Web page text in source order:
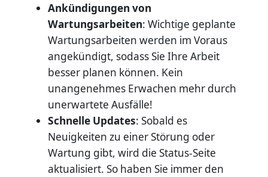
Ankündigungen von
Wartungsarbeiten: Wichtige geplante
Wartungsarbeiten werden im Voraus
angekündigt, sodass Sie Ihre Arbeit
besser planen können. Kein
unangenehmes Erwachen mehr durch
unerwartete Ausfälle!
Schnelle Updates: Sobald es
Neuigkeiten zu einer Störung oder
Wartung gibt, wird die Status-Seite
aktualisiert. So haben Sie immer den